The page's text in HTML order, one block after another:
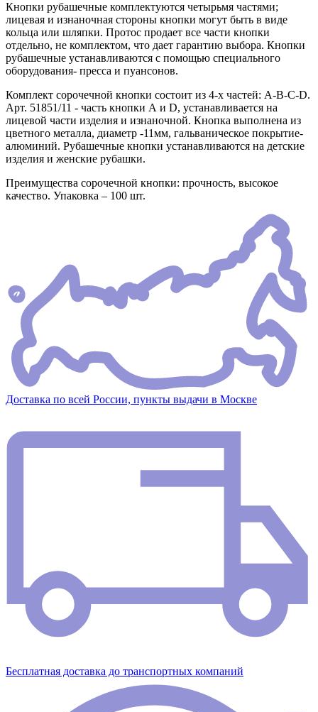
Кнопки рубашечные комплектуются четырьмя частями;
лицевая и изнаночная стороны кнопки могут быть в виде
кольца или шляпки. Протос продает все части кнопки
отдельно, не комплектом, что дает гарантию выбора. Кнопки
рубашечные устанавливаются с помощью специального
оборудования- пресса и пуансонов.
Комплект сорочечной кнопки состоит из 4-х частей: А-В-С-D.
Арт. 51851/11 - часть кнопки А и D, устанавливается на
лицевой части изделия и изнаночной. Кнопка выполнена из
цветного металла, диаметр -11мм, гальваническое покрытие-
алюминий. Рубашечные кнопки устанавливаются на детские
изделия и женские рубашки.
Преимущества сорочечной кнопки: прочность, высокое
качество. Упаковка – 100 шт.
Доставка по всей России, пункты выдачи в Москве
Бесплатная доставка до транспортных компаний